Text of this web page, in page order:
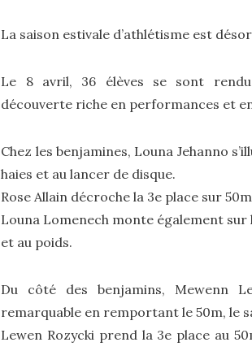
La saison estivale d’athlétisme est
Le 8 avril, 36 élèves se sont
découverte riche en performances et
Chez les benjamines, Louna Jehanno
haies et au lancer de disque.
Rose Allain décroche la 3e place sur
Louna Lomenech monte également sur
et au poids.
Du côté des benjamins, Mewenn
remarquable en remportant le 50m, le
Lewen Rozycki prend la 3e place au